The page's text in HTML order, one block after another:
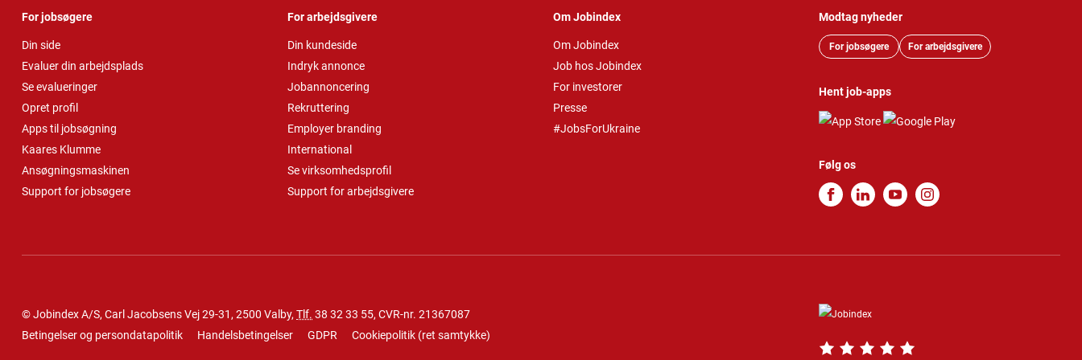
For jobsøgere
Din side
Evaluer din arbejdsplads
Se evalueringer
Opret profil
Apps til jobsøgning
Kaares Klumme
Ansøgningsmaskinen
Support for jobsøgere
For arbejdsgivere
Din kundeside
Indryk annonce
Jobannoncering
Rekruttering
Employer branding
International
Se virksomhedsprofil
Support for arbejdsgivere
Om Jobindex
Om Jobindex
Job hos Jobindex
For investorer
Presse
#JobsForUkraine
Modtag nyheder
For jobsøgere For arbejdsgivere
Hent job-apps
Følg os
© Jobindex A/S, Carl Jacobsens Vej 29-31, 2500 Valby, Tlf. 38 32 33 55, CVR-nr. 21367087
Betingelser og persondatapolitik
Handelsbetingelser GDPR Cookiepolitik (ret samtykke)